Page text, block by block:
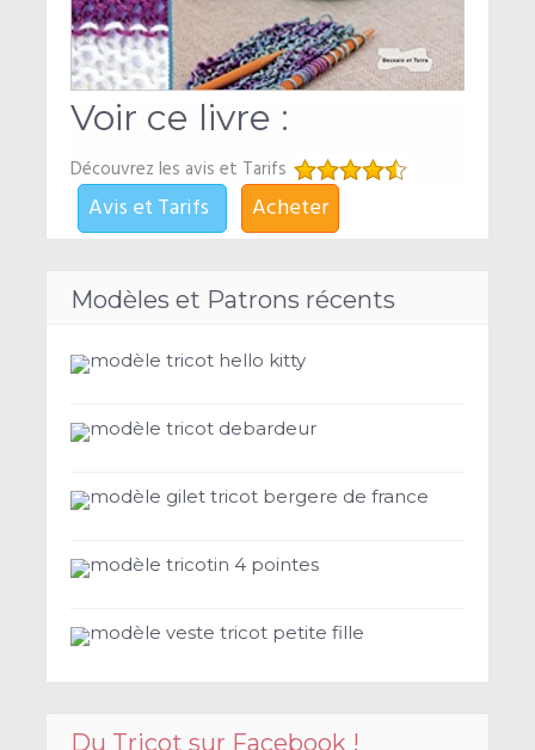
Voir ce livre :
Découvrez les avis et Tarifs
Acheter
Avis et Tarifs
Modèles et Patrons récents
modèle tricot hello kitty
modèle tricot debardeur
modèle gilet tricot bergere de france
modèle tricotin 4 pointes
modèle veste tricot petite fille
Du Tricot sur Facebook !